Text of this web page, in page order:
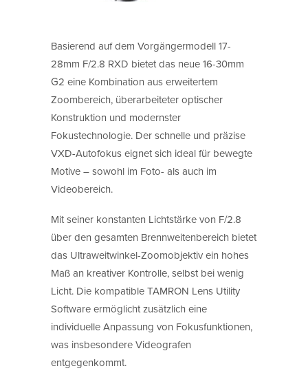
Basierend auf dem Vorgängermodell 17-
28mm F/2.8 RXD bietet das neue 16-30mm
G2 eine Kombination aus erweitertem
Zoombereich, überarbeiteter optischer
Konstruktion und modernster
Fokustechnologie. Der schnelle und präzise
VXD-Autofokus eignet sich ideal für bewegte
Motive – sowohl im Foto- als auch im
Videobereich.
Mit seiner konstanten Lichtstärke von F/2.8
über den gesamten Brennweitenbereich bietet
das Ultraweitwinkel-Zoomobjektiv ein hohes
Maß an kreativer Kontrolle, selbst bei wenig
Licht. Die kompatible TAMRON Lens Utility
Software ermöglicht zusätzlich eine
individuelle Anpassung von Fokusfunktionen,
was insbesondere Videografen
entgegenkommt.